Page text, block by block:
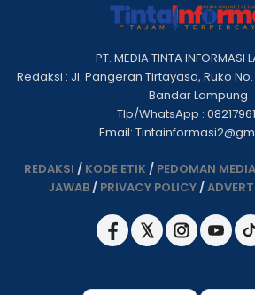
PT. MEDIA TINTA INFORMASI
Redaksi : Jl. Pangeran Tirtayasa, Ruko No.
Bandar Lampung
Tlp/WhatsApp :
Email:
REDAKSI / KODE ETIK / PEDOMAN MEDIA
JAWAB/ PRIVACY POLICY/